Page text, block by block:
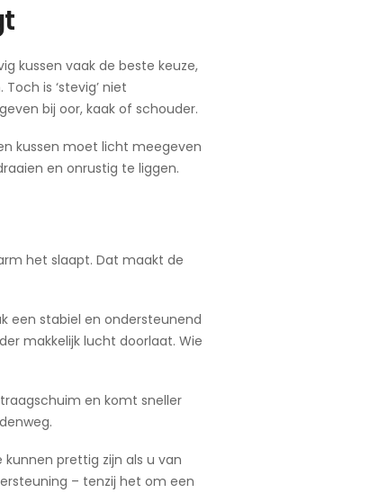
kussen vaak de beste keuze,
is ‘stevig’ niet
bij oor, kaak of schouder.
kussen moet licht meegeven
en onrustig te liggen.
het slaapt. Dat maakt de
een stabiel en ondersteunend
makkelijk lucht doorlaat. Wie
en komt sneller
prettig zijn als u van
– tenzij het om een